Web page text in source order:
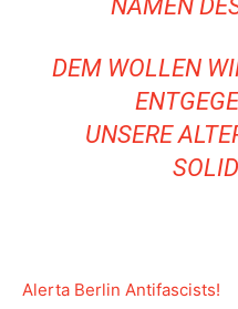
NAMEN
DEM WOLLEN
UNSERE
Alerta Berlin Antifascists!